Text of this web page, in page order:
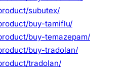
subutex/
buy-tamiflu/
buy-temazepam/
buy-tradolan/
tradolan/